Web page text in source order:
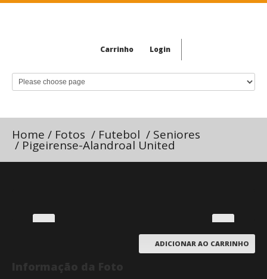
Carrinho Login
Home / Fotos / Futebol / Seniores
/ Pigeirense-Alandroal United
ADICIONAR AO CARRINHO